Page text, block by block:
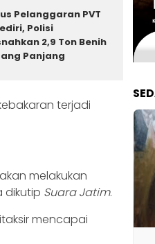
Pelanggaran PVT
Polisi
2,9 Ton Benih
Panjang
terjadi
melakukan
dikutip Suara Jatim.
mencapai